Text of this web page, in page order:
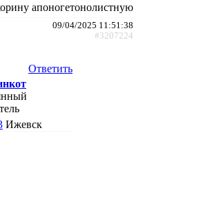
апоногетонолистную
09/04/2025 11:51:38
#3207224
Ответить
Ижевск